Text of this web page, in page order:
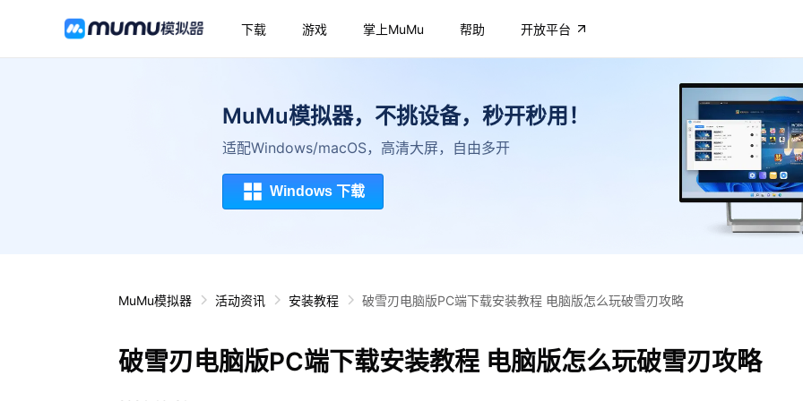
下载 游戏 掌上MuMu 帮助 开放平台
MuMu模拟器，不挑设备，秒开秒用！
适配Windows/macOS，高清大屏，自由多开
Windows 下载
MuMu模拟器 活动资讯 安装教程 破雪刃电脑版PC端下载安装教程 电脑版怎么玩破雪刃攻略
破雪刃电脑版PC端下载安装教程 电脑版怎么玩破雪刃攻略